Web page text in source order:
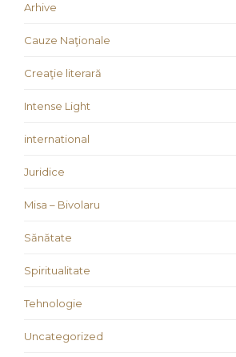
Arhive
Cauze Naţionale
Creaţie literară
Intense Light
international
Juridice
Misa – Bivolaru
Sănătate
Spiritualitate
Tehnologie
Uncategorized